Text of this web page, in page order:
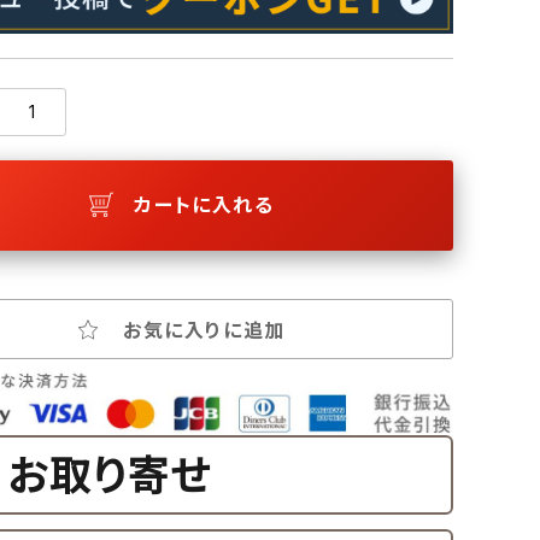
カートに入れる
お気に入りに追加
お取り寄せ